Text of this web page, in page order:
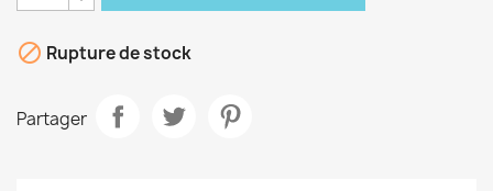
 Rupture de stock
Partager